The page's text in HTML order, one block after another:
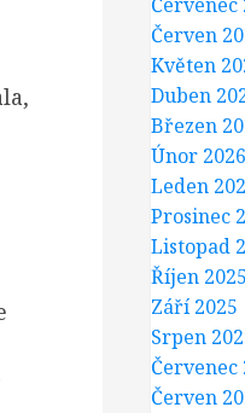
Červen
Květen
Duben
Březen
Únor 2026
Leden
Prosinec
Listopad
Říjen 2025
Září 2025
Srpen
Červenec
Červen